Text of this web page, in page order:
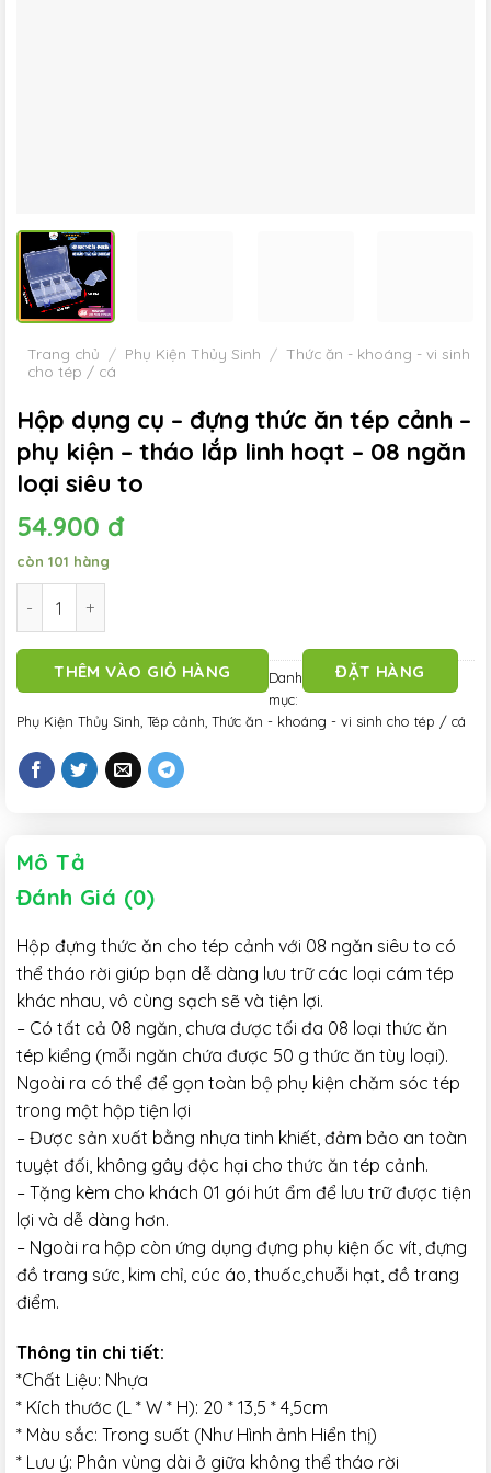
Trang chủ / Phụ Kiện Thủy Sinh / Thức ăn - khoáng - vi sinh
cho tép / cá
Hộp dụng cụ – đựng thức ăn tép cảnh –
phụ kiện – tháo lắp linh hoạt – 08 ngăn
loại siêu to
54.900 đ
còn 101 hàng
THÊM VÀO GIỎ HÀNG ĐẶT HÀNG
Danh
mục:
Phụ Kiện Thủy Sinh, Tép cảnh, Thức ăn - khoáng - vi sinh cho tép / cá
Mô Tả
Đánh Giá (0)
Hộp đựng thức ăn cho tép cảnh với 08 ngăn siêu to có
thể tháo rời giúp bạn dễ dàng lưu trữ các loại cám tép
khác nhau, vô cùng sạch sẽ và tiện lợi.
– Có tất cả 08 ngăn, chưa được tối đa 08 loại thức ăn
tép kiểng (mỗi ngăn chứa được 50 g thức ăn tùy loại).
Ngoài ra có thể để gọn toàn bộ phụ kiện chăm sóc tép
trong một hộp tiện lợi
– Được sản xuất bằng nhựa tinh khiết, đảm bảo an toàn
tuyệt đối, không gây độc hại cho thức ăn tép cảnh.
– Tặng kèm cho khách 01 gói hút ẩm để lưu trữ được tiện
lợi và dễ dàng hơn.
– Ngoài ra hộp còn ứng dụng đựng phụ kiện ốc vít, đựng
đồ trang sức, kim chỉ, cúc áo, thuốc,chuỗi hạt, đồ trang
điểm.
Thông tin chi tiết:
*Chất Liệu: Nhựa
* Kích thước (L * W * H): 20 * 13,5 * 4,5cm
* Màu sắc: Trong suốt (Như Hình ảnh Hiển thị)
* Lưu ý: Phân vùng dài ở giữa không thể tháo rời